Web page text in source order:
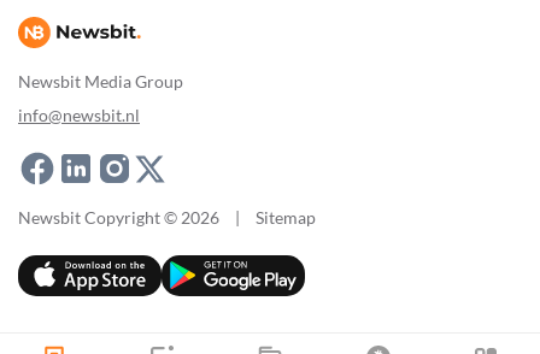
Newsbit Media Group
info@newsbit.nl
Newsbit Copyright © 2026 | Sitemap